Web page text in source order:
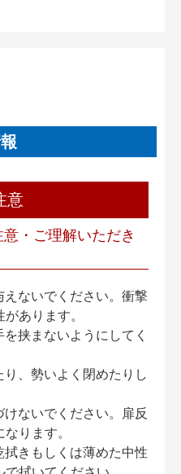
意
・ご理解いただき
ないでください。衝撃
あります。
挟まないようにしてく
、勢いよく閉めたりし
ないでください。扉反
ります。
きもしくは薄めた中性